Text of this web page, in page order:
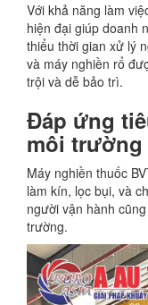
Với khả năng làm
hiện đại giúp doanh
thiểu thời gian xử lý
và máy nghiền rổ
trội và dễ bảo trì.
Đáp ứng
môi trường
Máy nghiền thuốc
làm kín, lọc bụi, và
người vận hành
trường.